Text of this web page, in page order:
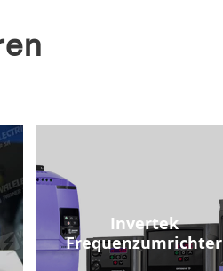
Invertek
Frequenzumrichter